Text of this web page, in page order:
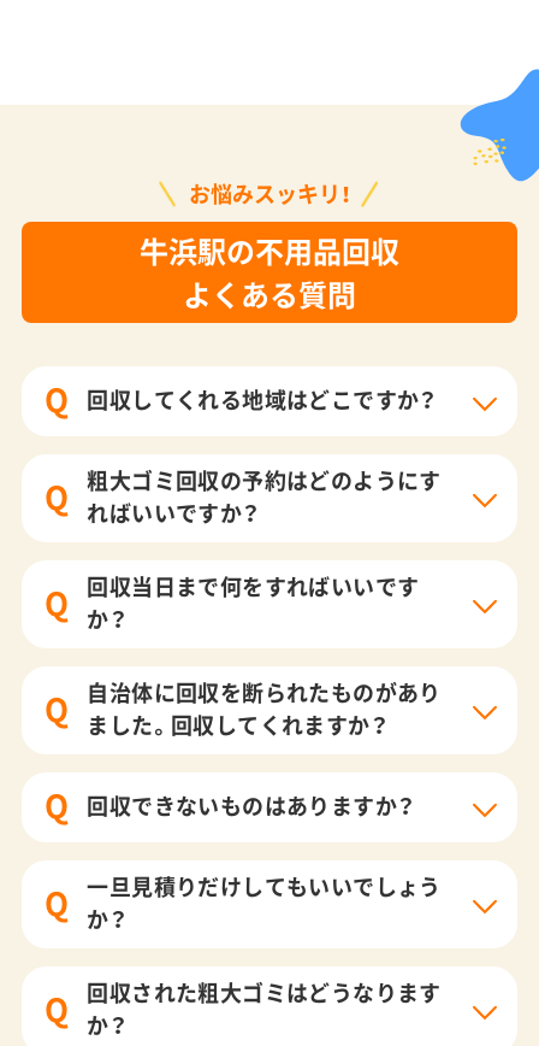
お悩みスッキリ！
牛浜駅の不用品回収
よくある質問
Q 回収してくれる地域はどこですか？
Q
粗大ゴミ回収の予約はどのようにす
ればいいですか？
Q
回収当日まで何をすればいいです
か？
Q
自治体に回収を断られたものがあり
ました。回収してくれますか？
Q 回収できないものはありますか？
Q
一旦見積りだけしてもいいでしょう
か？
Q
回収された粗大ゴミはどうなります
か？